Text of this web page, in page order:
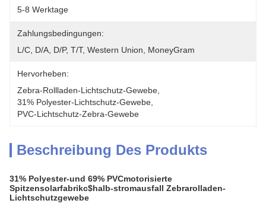
5-8 Werktage
Zahlungsbedingungen:
L/C, D/A, D/P, T/T, Western Union, MoneyGram
Hervorheben:
Zebra-Rollladen-Lichtschutz-Gewebe
31% Polyester-Lichtschutz-Gewebe
PVC-Lichtschutz-Zebra-Gewebe
Beschreibung Des Produkts
31% Polyester-und 69% PVCmotorisierte
Spitzensolarfabrikc$halb-stromausfall Zebrarolladen-
Lichtschutzgewebe